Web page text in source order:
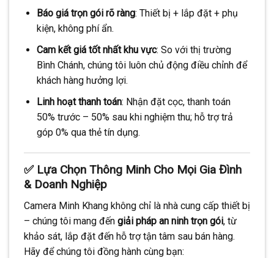
Báo giá trọn gói rõ ràng: Thiết bị + lắp đặt + phụ
kiện, không phí ẩn.
Cam kết giá tốt nhất khu vực: So với thị trường
Bình Chánh, chúng tôi luôn chủ động điều chỉnh để
khách hàng hưởng lợi.
Linh hoạt thanh toán: Nhận đặt cọc, thanh toán
50% trước – 50% sau khi nghiệm thu; hỗ trợ trả
góp 0% qua thẻ tín dụng.
✅ Lựa Chọn Thông Minh Cho Mọi Gia Đình
& Doanh Nghiệp
Camera Minh Khang không chỉ là nhà cung cấp thiết bị
– chúng tôi mang đến giải pháp an ninh trọn gói, từ
khảo sát, lắp đặt đến hỗ trợ tận tâm sau bán hàng.
Hãy để chúng tôi đồng hành cùng bạn: